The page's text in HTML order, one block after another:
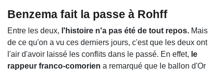
Benzema fait la passe à Rohff
Entre les deux, l'histoire n'a pas été de tout repos. Mais
de ce qu'on a vu ces derniers jours, c'est que les deux ont
l'air d'avoir laissé les conflits dans le passé. En effet, le
rappeur franco-comorien a remarqué que le ballon d'Or